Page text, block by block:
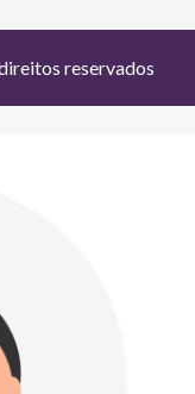
reservados